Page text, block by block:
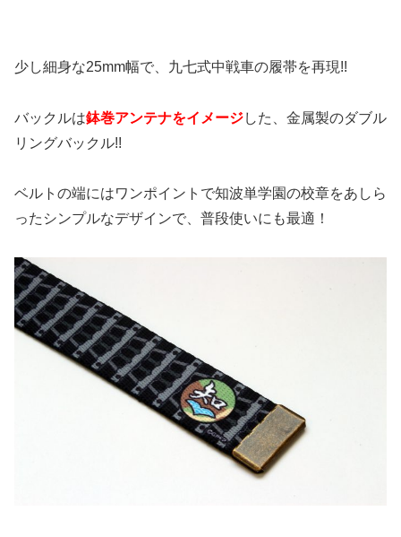
少し細身な25mm幅で、九七式中戦車の履帯を再現!!
バックルは鉢巻アンテナをイメージした、金属製のダブル
リングバックル!!
ベルトの端にはワンポイントで知波単学園の校章をあしら
ったシンプルなデザインで、普段使いにも最適！